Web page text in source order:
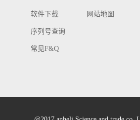
软件下载
序列号查询
常见F&Q
网站地图